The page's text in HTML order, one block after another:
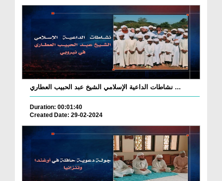
نشاطات الداعية الإسلامي الشيخ عبد الحبيب العطاري ...
Duration: 00:01:40
Created Date: 29-02-2024